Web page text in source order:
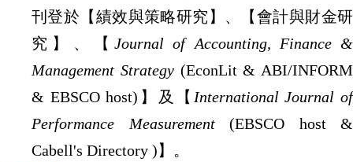
刊登於【績效與策略研究】、【會計與財金研
究】、【 Journal of Accounting, Finance &
Management Strategy(EconLit & ABI/INFORM
& EBSCO host) 】及【 International Journal of
Performance Measurement (EBSCO host &
Cabell's Directory )】。